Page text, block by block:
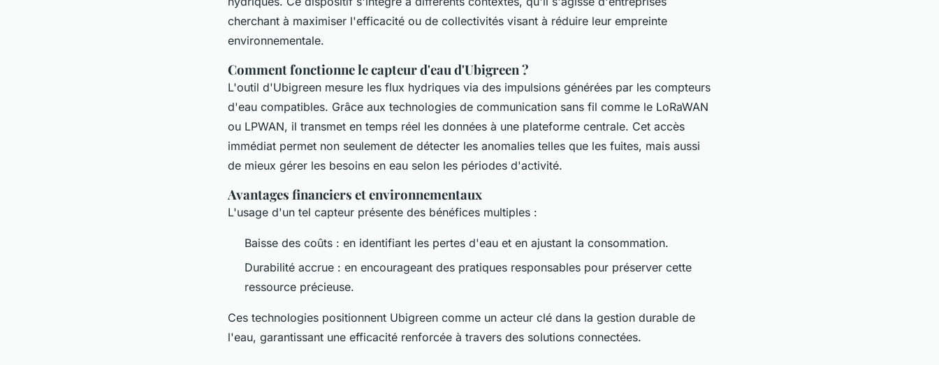
cherchant à maximiser l'efficacité ou de collectivités visant à réduire leur empreinte
environnementale.
Comment fonctionne le capteur d'eau d'Ubigreen ?
L'outil d'Ubigreen mesure les flux hydriques via des impulsions générées par les compteurs
d'eau compatibles. Grâce aux technologies de communication sans fil comme le LoRaWAN
ou LPWAN, il transmet en temps réel les données à une plateforme centrale. Cet accès
immédiat permet non seulement de détecter les anomalies telles que les fuites, mais aussi
de mieux gérer les besoins en eau selon les périodes d'activité.
Avantages financiers et environnementaux
L'usage d'un tel capteur présente des bénéfices multiples :
Baisse des coûts : en identifiant les pertes d'eau et en ajustant la consommation.
Durabilité accrue : en encourageant des pratiques responsables pour préserver cette
ressource précieuse.
Ces technologies positionnent Ubigreen comme un acteur clé dans la gestion durable de
l'eau, garantissant une efficacité renforcée à travers des solutions connectées.